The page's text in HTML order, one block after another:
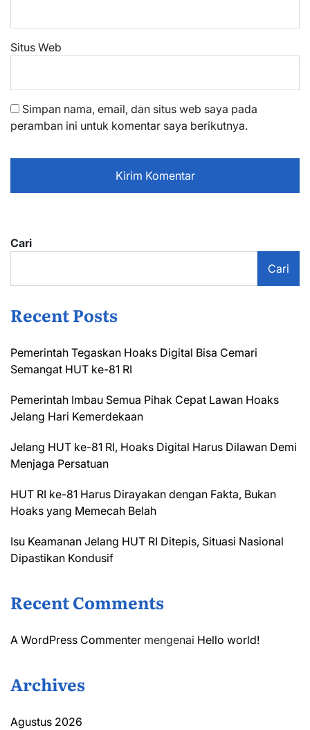
Situs Web
Simpan nama, email, dan situs web saya pada
peramban ini untuk komentar saya berikutnya.
Cari
Cari
Recent Posts
Pemerintah Tegaskan Hoaks Digital Bisa Cemari
Semangat HUT ke-81 RI
Pemerintah Imbau Semua Pihak Cepat Lawan Hoaks
Jelang Hari Kemerdekaan
Jelang HUT ke-81 RI, Hoaks Digital Harus Dilawan Demi
Menjaga Persatuan
HUT RI ke-81 Harus Dirayakan dengan Fakta, Bukan
Hoaks yang Memecah Belah
Isu Keamanan Jelang HUT RI Ditepis, Situasi Nasional
Dipastikan Kondusif
Recent Comments
A WordPress Commenter mengenai Hello world!
Archives
Agustus 2026